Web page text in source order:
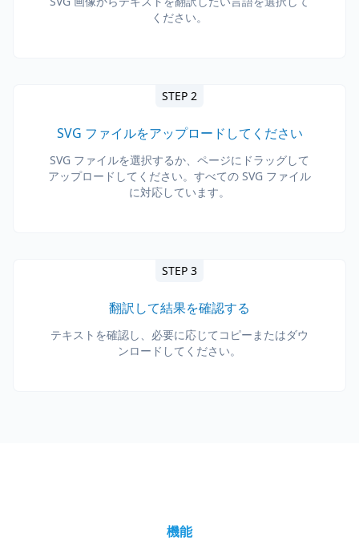
ください。
STEP 2
SVG ファイルをアップロードしてください
SVG ファイルを選択するか、ページにドラッグして
アップロードしてください。すべての SVG ファイル
に対応しています。
STEP 3
翻訳して結果を確認する
テキストを確認し、必要に応じてコピーまたはダウ
ンロードしてください。
機能